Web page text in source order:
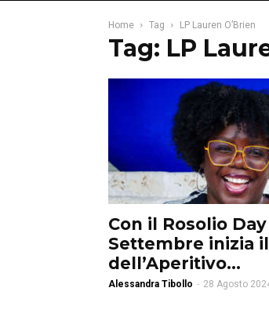
Home Tag LP Lauren O’Brien
Tag: LP
Con il Rosolio Day
Settembre inizia
dell’Aperitivo...
Alessandra Tibollo - 28 Agosto